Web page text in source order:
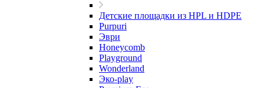
Детские площадки из HPL и HDPE
Purpuri
Эври
Honeycomb
Playground
Wonderland
Эко-play